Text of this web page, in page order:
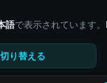
語で表示されています。
り替える